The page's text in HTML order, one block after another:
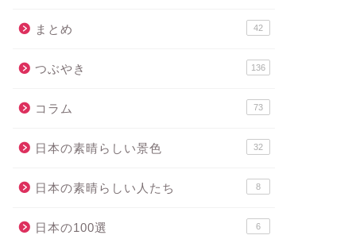
まとめ 42
つぶやき 136
コラム 73
日本の素晴らしい景色 32
日本の素晴らしい人たち 8
日本の100選 6